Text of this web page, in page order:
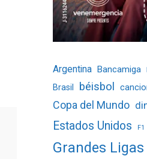
Argentina Bancamiga
Brasil
béisbol
Copa del Mundo
Estados Unidos F1
Grandes Ligas